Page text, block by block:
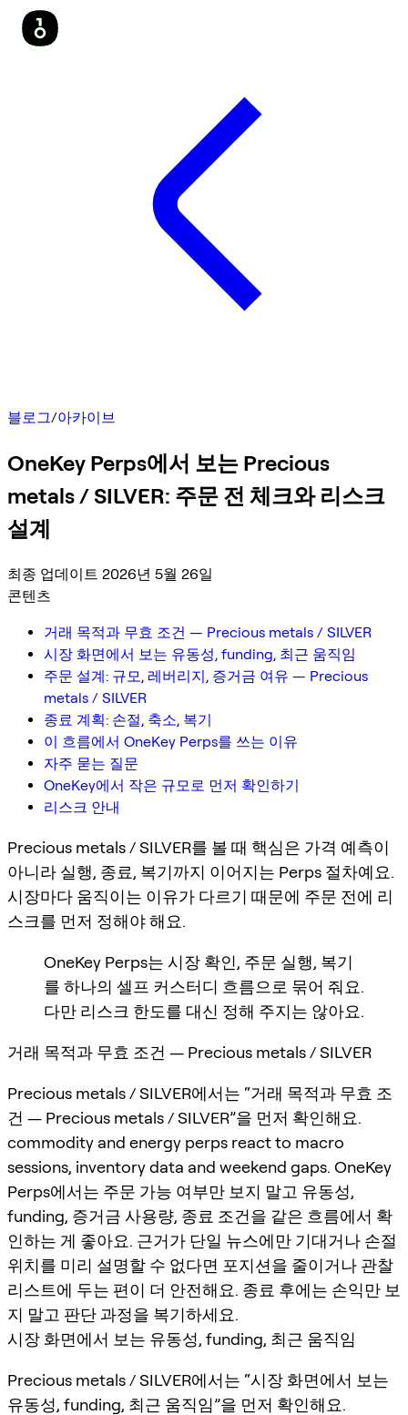
블로그/아카이브
OneKey Perps에서 보는 Precious
metals / SILVER: 주문 전 체크와 리스크
설계
최종 업데이트 2026년 5월 26일
콘텐츠
거래 목적과 무효 조건 — Precious metals / SILVER
시장 화면에서 보는 유동성, funding, 최근 움직임
주문 설계: 규모, 레버리지, 증거금 여유 — Precious
metals / SILVER
종료 계획: 손절, 축소, 복기
이 흐름에서 OneKey Perps를 쓰는 이유
자주 묻는 질문
OneKey에서 작은 규모로 먼저 확인하기
리스크 안내
Precious metals / SILVER를 볼 때 핵심은 가격 예측이
아니라 실행, 종료, 복기까지 이어지는 Perps 절차예요.
시장마다 움직이는 이유가 다르기 때문에 주문 전에 리
스크를 먼저 정해야 해요.
OneKey Perps는 시장 확인, 주문 실행, 복기
를 하나의 셀프 커스터디 흐름으로 묶어 줘요.
다만 리스크 한도를 대신 정해 주지는 않아요.
거래 목적과 무효 조건 — Precious metals / SILVER
Precious metals / SILVER에서는 “거래 목적과 무효 조
건 — Precious metals / SILVER”을 먼저 확인해요.
commodity and energy perps react to macro
sessions, inventory data and weekend gaps. OneKey
Perps에서는 주문 가능 여부만 보지 말고 유동성,
funding, 증거금 사용량, 종료 조건을 같은 흐름에서 확
인하는 게 좋아요. 근거가 단일 뉴스에만 기대거나 손절
위치를 미리 설명할 수 없다면 포지션을 줄이거나 관찰
리스트에 두는 편이 더 안전해요. 종료 후에는 손익만 보
지 말고 판단 과정을 복기하세요.
시장 화면에서 보는 유동성, funding, 최근 움직임
Precious metals / SILVER에서는 “시장 화면에서 보는
유동성, funding, 최근 움직임”을 먼저 확인해요.